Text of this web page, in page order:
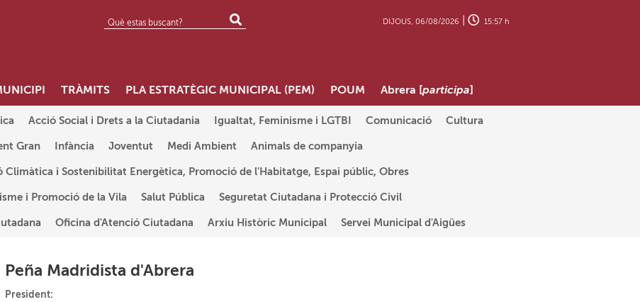
DIJOUS, 06/08/2026 | 15:57 h
Acció Social i Drets a la Ciutadania Igualtat, Feminisme i LGTBI Comunicació Cultura
Gran Infància Joventut Medi Ambient Animals de companyia
i Sostenibilitat Energètica, Promoció de l'Habitatge, Espai públic, Obres
i Promoció de la Vila Salut Pública Seguretat Ciutadana i Protecció Civil
Oficina d'Atenció Ciutadana Arxiu Històric Municipal Servei Municipal d'Aigües
TRÀMITS PLA ESTRATÈGIC MUNICIPAL (PEM) POUM Abrera [participa]
Peña Madridista d'Abrera
President: